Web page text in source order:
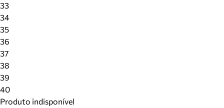
33
34
35
36
37
38
39
40
Produto indisponível